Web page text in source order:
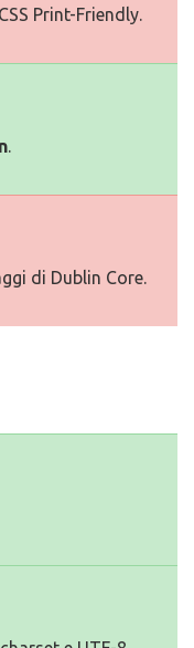
Print-Friendly.
.
di Dublin Core.